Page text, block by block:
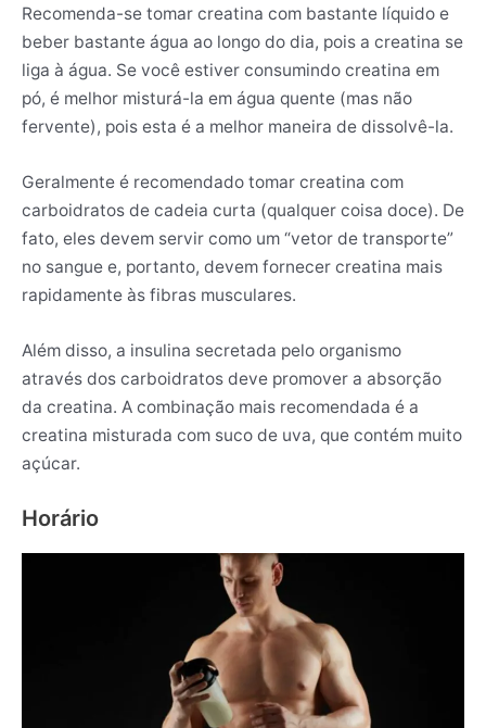
Recomenda-se tomar creatina com bastante líquido e
beber bastante água ao longo do dia, pois a creatina se
liga à água. Se você estiver consumindo creatina em
pó, é melhor misturá-la em água quente (mas não
fervente), pois esta é a melhor maneira de dissolvê-la.
Geralmente é recomendado tomar creatina com
carboidratos de cadeia curta (qualquer coisa doce). De
fato, eles devem servir como um “vetor de transporte”
no sangue e, portanto, devem fornecer creatina mais
rapidamente às fibras musculares.
Além disso, a insulina secretada pelo organismo
através dos carboidratos deve promover a absorção
da creatina. A combinação mais recomendada é a
creatina misturada com suco de uva, que contém muito
açúcar.
Horário